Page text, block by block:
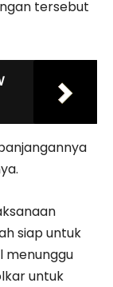
tersebut
siap untuk
menunggu
untuk